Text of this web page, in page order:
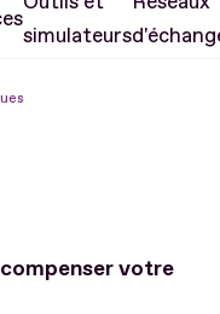
simulateurs
votre